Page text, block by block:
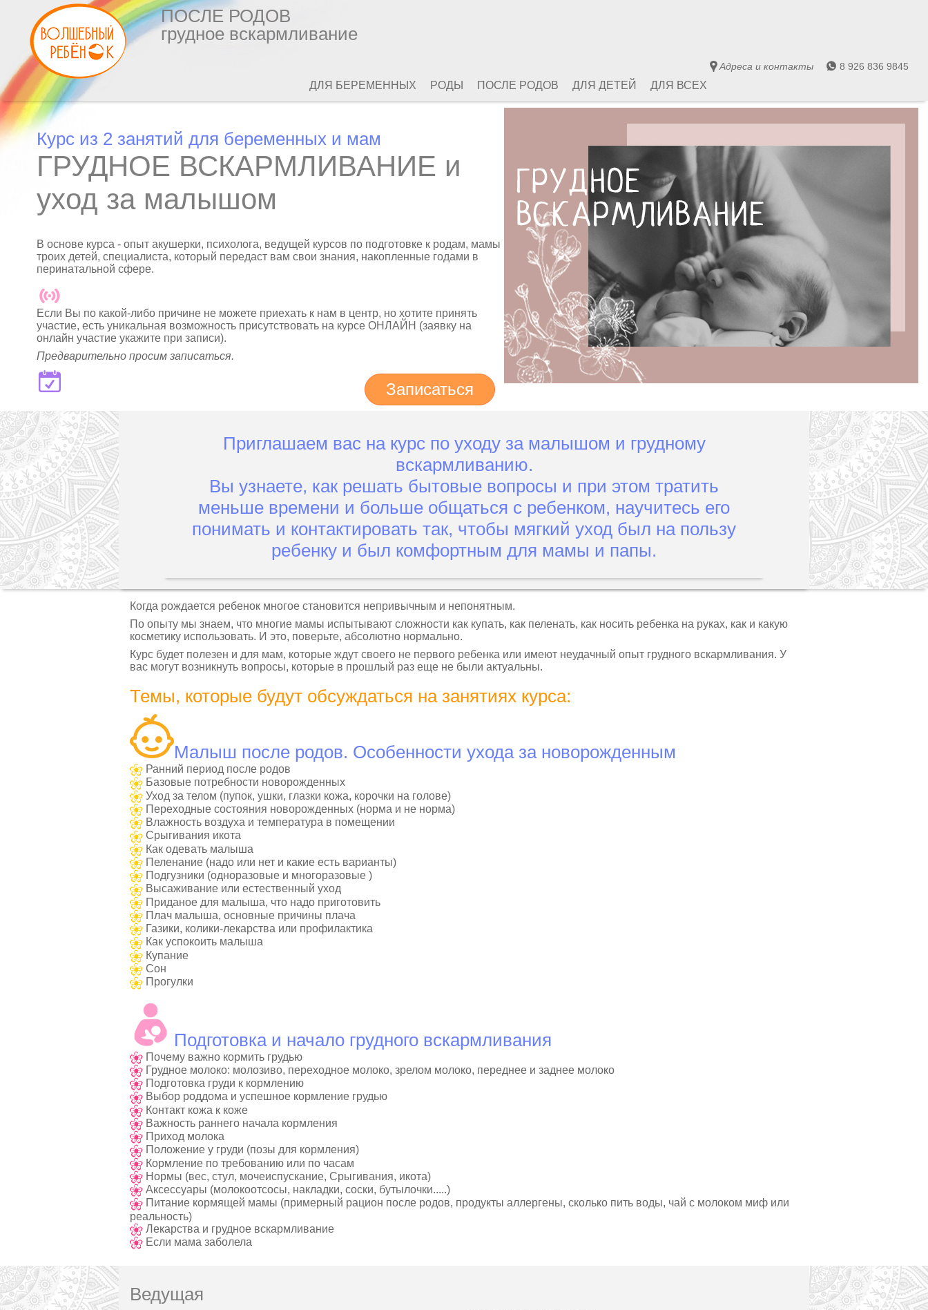
ПОСЛЕ РОДОВ
грудное вскармливание
Адреса и контакты 8 926 836 9845
ДЛЯ БЕРЕМЕННЫХ РОДЫ ПОСЛЕ РОДОВ ДЛЯ ДЕТЕЙ ДЛЯ ВСЕХ
Курс из 2 занятий для беременных и мам
ГРУДНОЕ ВСКАРМЛИВАНИЕ и
уход за малышом
В основе курса - опыт акушерки, психолога, ведущей курсов по подготовке к родам, мамы
троих детей, специалиста, который передаст вам свои знания, накопленные годами в
перинатальной сфере.
Если Вы по какой-либо причине не можете приехать к нам в центр, но хотите принять
участие, есть уникальная возможность присутствовать на курсе ОНЛАЙН (заявку на
онлайн участие укажите при записи).
Предварительно просим записаться.
Записаться
Приглашаем вас на курс по уходу за малышом и грудному
вскармливанию.
Вы узнаете, как решать бытовые вопросы и при этом тратить
меньше времени и больше общаться с ребенком, научитесь его
понимать и контактировать так, чтобы мягкий уход был на пользу
ребенку и был комфортным для мамы и папы.
Когда рождается ребенок многое становится непривычным и непонятным.
По опыту мы знаем, что многие мамы испытывают сложности как купать, как пеленать, как носить ребенка на руках, как и какую
косметику использовать. И это, поверьте, абсолютно нормально.
Курс будет полезен и для мам, которые ждут своего не первого ребенка или имеют неудачный опыт грудного вскармливания. У
вас могут возникнуть вопросы, которые в прошлый раз еще не были актуальны.
Темы, которые будут обсуждаться на занятиях курса:
Малыш после родов. Особенности ухода за новорожденным
Ранний период после родов
Базовые потребности новорожденных
Уход за телом (пупок, ушки, глазки кожа, корочки на голове)
Переходные состояния новорожденных (норма и не норма)
Влажность воздуха и температура в помещении
Срыгивания икота
Как одевать малыша
Пеленание (надо или нет и какие есть варианты)
Подгузники (одноразовые и многоразовые )
Высаживание или естественный уход
Приданое для малыша, что надо приготовить
Плач малыша, основные причины плача
Газики, колики-лекарства или профилактика
Как успокоить малыша
Купание
Сон
Прогулки
Подготовка и начало грудного вскармливания
Почему важно кормить грудью
Грудное молоко: молозиво, переходное молоко, зрелом молоко, переднее и заднее молоко
Подготовка груди к кормлению
Выбор роддома и успешное кормление грудью
Контакт кожа к коже
Важность раннего начала кормления
Приход молока
Положение у груди (позы для кормления)
Кормление по требованию или по часам
Нормы (вес, стул, мочеиспускание, Срыгивания, икота)
Аксессуары (молокоотсосы, накладки, соски, бутылочки.....)
Питание кормящей мамы (примерный рацион после родов, продукты аллергены, сколько пить воды, чай с молоком миф или
реальность)
Лекарства и грудное вскармливание
Если мама заболела
Ведущая